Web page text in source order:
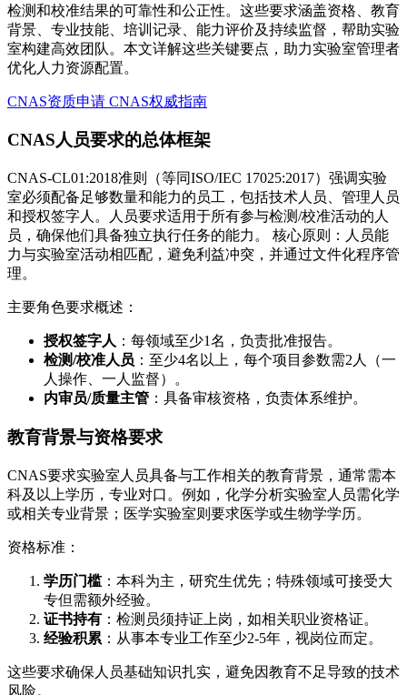
检测和校准结果的可靠性和公正性。这些要求涵盖资格、教育
背景、专业技能、培训记录、能力评价及持续监督，帮助实验
室构建高效团队。本文详解这些关键要点，助力实验室管理者
优化人力资源配置。
CNAS资质申请 CNAS权威指南
CNAS人员要求的总体框架
CNAS-CL01:2018准则（等同ISO/IEC 17025:2017）强调实验
室必须配备足够数量和能力的员工，包括技术人员、管理人员
和授权签字人。人员要求适用于所有参与检测/校准活动的人
员，确保他们具备独立执行任务的能力。 核心原则：人员能
力与实验室活动相匹配，避免利益冲突，并通过文件化程序管
理。
主要角色要求概述：
授权签字人 ：每领域至少1名，负责批准报告。
检测/校准人员 ：至少4名以上，每个项目参数需2人（一
人操作、一人监督）。
内审员/质量主管 ：具备审核资格，负责体系维护。
教育背景与资格要求
CNAS要求实验室人员具备与工作相关的教育背景，通常需本
科及以上学历，专业对口。例如，化学分析实验室人员需化学
或相关专业背景；医学实验室则要求医学或生物学学历。
资格标准：
学历门槛：本科为主，研究生优先；特殊领域可接受大
专但需额外经验。
证书持有 ：检测员须持证上岗，如相关职业资格证。
经验积累 ：从事本专业工作至少2-5年，视岗位而定。
这些要求确保人员基础知识扎实，避免因教育不足导致的技术
风险。